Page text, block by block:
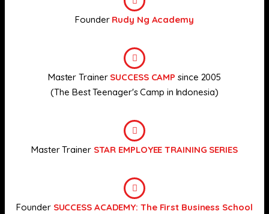
Founder Rudy Ng Academy
Master Trainer SUCCESS CAMP since 2005
(The Best Teenager's Camp in Indonesia)
Master Trainer STAR EMPLOYEE TRAINING SERIES
Founder SUCCESS ACADEMY: The First Business School